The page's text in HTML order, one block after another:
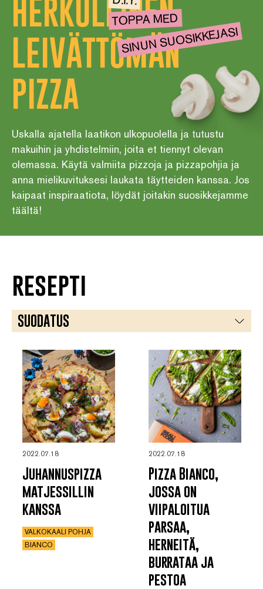
TOPPA MED
SINUN SUOSIKKEJASI
HERKULLINEN
LEIVÄTTÖMÄN
PIZZA
Uskalla ajatella laatikon ulkopuolella ja tutustu
makuihin ja yhdistelmiin, joita et tiennyt olevan
olemassa. Käytä valmiita pizzoja ja pizzapohjia ja
anna mielikuvituksesi laukata täytteiden kanssa. Jos
kaipaat inspiraatiota, löydät joitakin suosikkejamme
täältä!
resepti
SUODATUS
BIANCO
JÄLKIRUOKA
MINGLE
TOMAATTIKASTIKE
KASVISSYÖJÄ
2022.07.18
Juhannuspizza
matjessillin
kanssa
VALKOKAALI POHJA
BIANCO
2022.07.18
Pizza Bianco,
jossa on
viipaloitua
parsaa,
herneitä,
burrataa ja
pestoa